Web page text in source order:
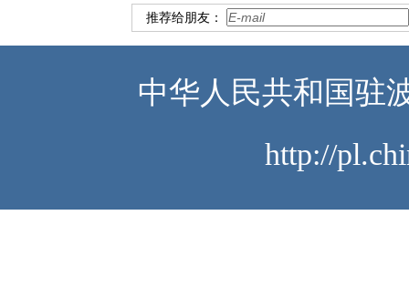
推荐给朋友：
中华人民共和国驻
http://